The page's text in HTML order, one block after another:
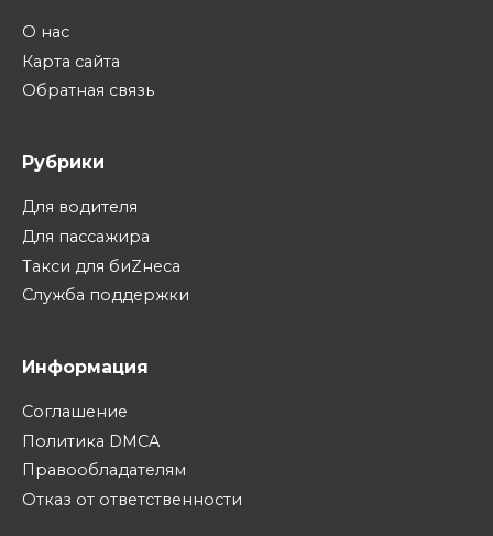
О нас
Карта сайта
Обратная связь
Рубрики
Для водителя
Для пассажира
Такси для биZнеса
Служба поддержки
Информация
Соглашение
Политика DMCA
Правообладателям
Отказ от ответственности